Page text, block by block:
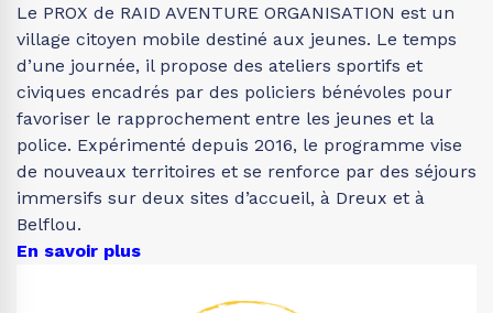
Le PROX de RAID AVENTURE ORGANISATION est un
village citoyen mobile destiné aux jeunes. Le temps
d’une journée, il propose des ateliers sportifs et
civiques encadrés par des policiers bénévoles pour
favoriser le rapprochement entre les jeunes et la
police. Expérimenté depuis 2016, le programme vise
de nouveaux territoires et se renforce par des séjours
immersifs sur deux sites d’accueil, à Dreux et à
Belflou.
En savoir plus